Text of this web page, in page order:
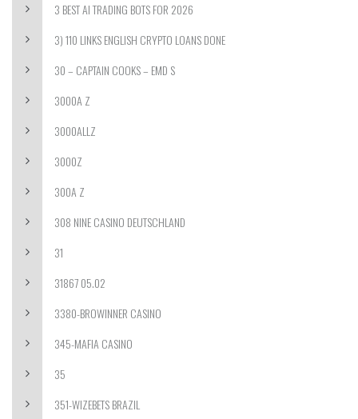
3 BEST AI TRADING BOTS FOR 2026
3) 110 LINKS ENGLISH CRYPTO LOANS DONE
30 – CAPTAIN COOKS – EMD S
3000A Z
3000ALLZ
3000Z
300A Z
308 NINE CASINO DEUTSCHLAND
31
31867 05.02
3380-BROWINNER CASINO
345-MAFIA CASINO
35
351-WIZEBETS BRAZIL